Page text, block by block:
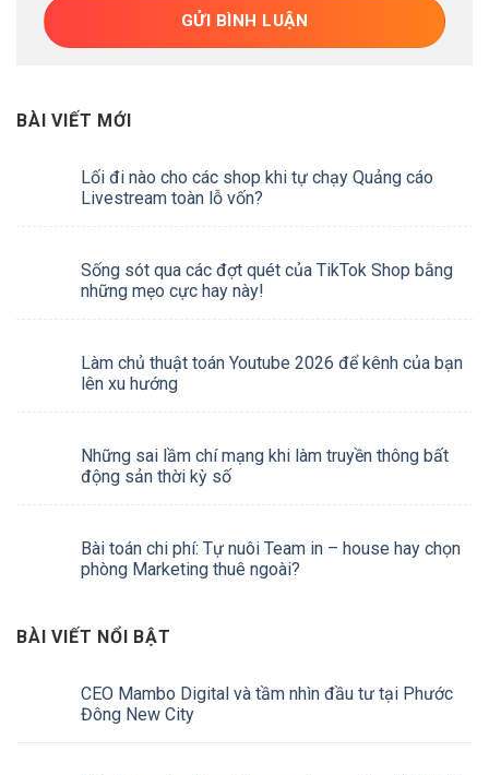
BÀI VIẾT MỚI
Lối đi nào cho các shop khi tự chạy Quảng cáo
Livestream toàn lỗ vốn?
Sống sót qua các đợt quét của TikTok Shop bằng
những mẹo cực hay này!
Làm chủ thuật toán Youtube 2026 để kênh của bạn
lên xu hướng
Những sai lầm chí mạng khi làm truyền thông bất
động sản thời kỳ số
Bài toán chi phí: Tự nuôi Team in – house hay chọn
phòng Marketing thuê ngoài?
BÀI VIẾT NỔI BẬT
CEO Mambo Digital và tầm nhìn đầu tư tại Phước
Đông New City